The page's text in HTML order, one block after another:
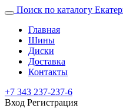
Поиск по каталогу
Главная
Шины
Диски
Доставка
Контакты
+7 343 237-237-6
Вход Регистрация